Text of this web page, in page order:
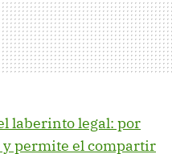
laberinto legal: por
y permite el compartir